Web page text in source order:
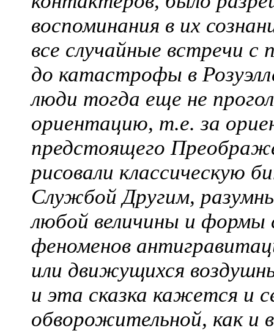
воспоминания в их
все случайные встречи
до катастрофы в
люди тогда еще не
ориентацию, т.е. за
предстоящего
рисовали классическую
Службой Другим,
любой величины и формы
феноменов
или движущихся
и эта сказка кажется и
обворожительной, как и